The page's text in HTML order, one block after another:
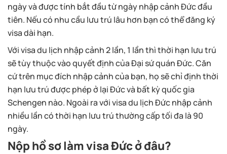
ngày và được tính bắt đầu từ ngày nhập cảnh Đức đầu
tiên. Nếu có nhu cầu lưu trú lâu hơn bạn có thể đăng ký
visa dài hạn.
Với visa du lịch nhập cảnh 2 lần, 1 lần thì thời hạn lưu trú
sẽ tùy thuộc vào quyết định của Đại sứ quán Đức. Căn
cứ trên mục đích nhập cảnh của bạn, họ sẽ chỉ định thời
hạn lưu trú được phép ở lại Đức và bất kỳ quốc gia
Schengen nào. Ngoài ra với visa du lịch Đức nhập cảnh
nhiều lần có thời hạn lưu trú thường cấp tối đa là 90
ngày.
Nộp hồ sơ làm visa Đức ở đâu?